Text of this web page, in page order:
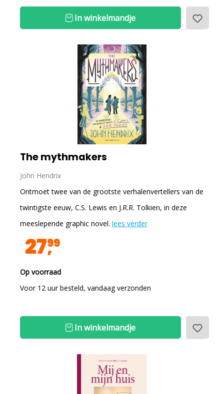
In winkelmandje
The mythmakers
John Hendrix
Ontmoet twee van de grootste verhalenvertellers van de
twintigste eeuw, C.S. Lewis en J.R.R. Tolkien, in deze
meeslepende graphic novel. lees verder
2799
Op voorraad
Voor 12 uur besteld, vandaag verzonden
In winkelmandje